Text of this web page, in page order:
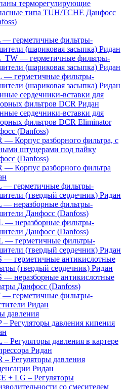
терморегулирующие
типа TUH/TCHE Данфосс
— герметичные фильтры-
(шариковая засыпка) Ридан
— герметичные фильтры-
(шариковая засыпка) Ридан
— герметичные фильтры-
(шариковая засыпка) Ридан
сердечники-вставки для
фильтров DCR Ридан
сердечники-вставки для
фильтров DCR Eliminator
(Danfoss)
— Корпус разборного фильтра, с
штуцерами под пайку
(Danfoss)
— Корпус разборного фильтра
— герметичные фильтры-
(твердый сердечник) Ридан
— неразборные фильтры-
Данфосс (Danfoss)
— неразборные фильтры-
Данфосс (Danfoss)
— герметичные фильтры-
(твердый сердечник) Ридан
— герметичные антикислотные
(твердый сердечник) Ридан
— неразборные антикислотные
Данфосс (Danfoss)
— герметичные фильтры-
Ридан
давления
– Регуляторы давления кипения
Регуляторы давления в картере
Ридан
– Регуляторы давления
Ридан
+ LG – Регуляторы
со смесителем